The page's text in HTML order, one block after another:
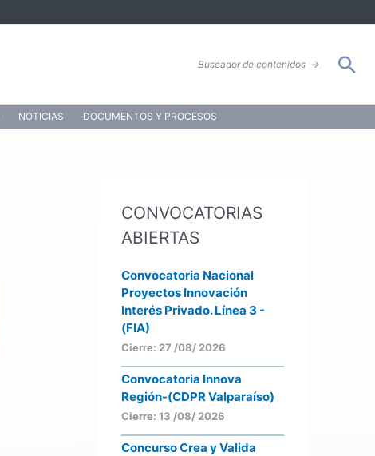
Buscador de contenidos →
NOTICIAS DOCUMENTOS Y PROCESOS
CONVOCATORIAS
ABIERTAS
Convocatoria Nacional
Proyectos Innovación
Interés Privado. Línea 3 -
(FIA)
Cierre: 27 /08/ 2026
Convocatoria Innova
Región-(CDPR Valparaíso)
Cierre: 13 /08/ 2026
Concurso Crea y Valida